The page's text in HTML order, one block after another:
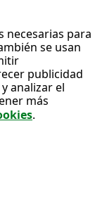
necesarias para
se usan
publicidad
analizar el
más
.